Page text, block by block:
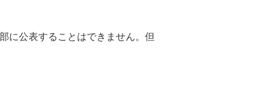
に公表することはできません。但